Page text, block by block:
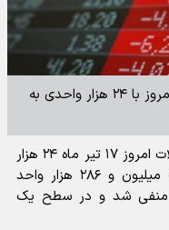
برنا - گروه اقتصادی؛ شاخص کل بورس امروز با ۲۴ هزار واحدی به
شاخص کل بورس تهران در پایان معاملات امروز ۱۷ تیر ماه ۲۴ هزار
و ۷۴۰ واحد کاهش یافت و به تراز ۵ میلیون و ۲۸۶ هزار واحد
هم وزن ۵۴۲۰ واحد منفی شد و در سطح یک